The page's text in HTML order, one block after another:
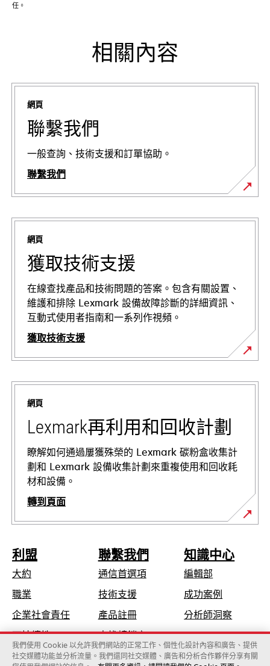
任。
相關內容
網頁
聯繫我們
一般查詢、技術支援和訂單協助。
聯繫我們
網頁
獲取技術支援
在線查找產品和技術問題的答案。包含有關設置、
維護和排除 Lexmark 設備故障診斷的詳細資訊、
互動式使用者指南和一系列作視頻。
獲取技術支援
在
新
網頁
Lexmark再利用和回收計劃
瞭解如何通過屢獲殊榮的 Lexmark 碳粉盒收集計
劃和 Lexmark 設備收集計劃來重複使用和回收耗
材和設備。
轉到頁面
利盟
大約
職業
企業社會責任在
新
標
籤
可持續性
聯繫我們
通信首選項
技術支援在
標
籤
中
產品註冊
查找轉銷商
知識中心
編輯部
成功案例
分析師洞察
我們使用 Cookie 以允許我們網站的正常工作、個性化設計內容和廣告、提供
社交媒體功能並分析流量。我們還同社交媒體、廣告和分析合作夥伴分享有關